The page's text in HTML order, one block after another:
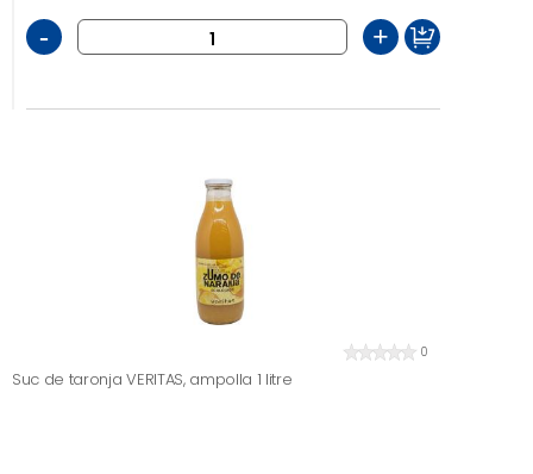
- +
0
Suc de taronja VERITAS, ampolla 1 litre